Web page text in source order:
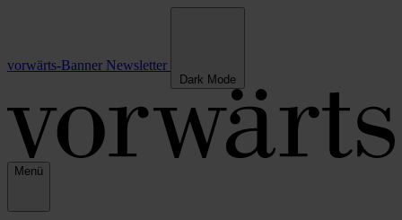
vorwärts-Banner Newsletter
Dark Mode
Menü